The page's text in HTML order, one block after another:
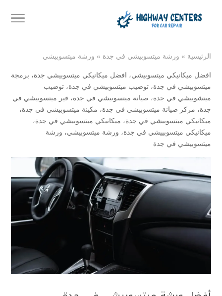
الرئيسية » ورشة ميتسوبيشي في جدة » ورشة ميتسوبيشي
افضل ميكانيكي ميتسوبيشي، افضل ميكانيكي ميتسوبيشي جدة، برمجة
ميتسوبيشي في جدة، توضيب ميتسوبيشي في جدة، توضيب
ميتشوبيشي في جدة، صيانة ميتسوبيشي في جدة، قير ميتسوبيشي في
جدة، مركز صيانة ميتسوبيشي في جدة، مكينة ميتسوبيشي في جدة،
ميكانيكي ميتسوبيشي في جدة، ميكانيكي ميتسوبيشي في جدة،
ميكانيكي ميتسوبييشي في جدة، ورشة ميتسوبيشي، ورشة
ميتسوبيشي في جدة